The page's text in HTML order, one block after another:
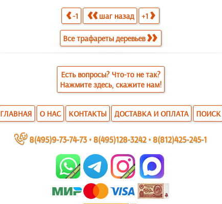
-1 шаг назад +1
Все трафареты деревьев
Есть вопросы? Что-то не так?
Нажмите здесь, скажите нам!
ГЛАВНАЯ О НАС КОНТАКТЫ ДОСТАВКА И ОПЛАТА ПОИСК
~ 8(495)9-73-74-73 •8(495)128-3242 •8(812)425-245-1